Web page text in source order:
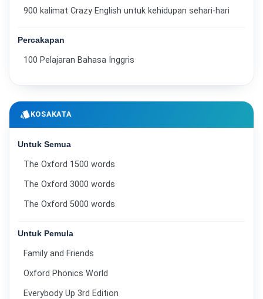
900 kalimat Crazy English untuk kehidupan sehari-hari
Percakapan
100 Pelajaran Bahasa Inggris
styleKOSAKATA
Untuk Semua
The Oxford 1500 words
The Oxford 3000 words
The Oxford 5000 words
Untuk Pemula
Family and Friends
Oxford Phonics World
Everybody Up 3rd Edition